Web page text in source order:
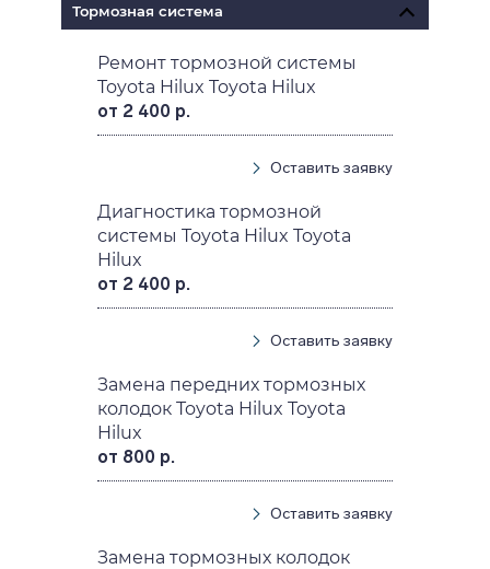
Тормозная система
Ремонт тормозной системы
Toyota Hilux Toyota Hilux
от 2 400 р.
Оставить заявку
Диагностика тормозной
системы Toyota Hilux Toyota
Hilux
от 2 400 р.
Оставить заявку
Замена передних тормозных
колодок Toyota Hilux Toyota
Hilux
от 800 р.
Оставить заявку
Замена тормозных колодок